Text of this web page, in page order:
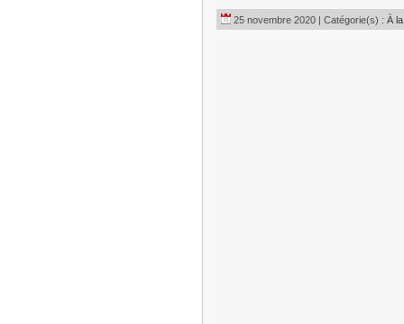
25 novembre 2020 | Catégorie(s) : À